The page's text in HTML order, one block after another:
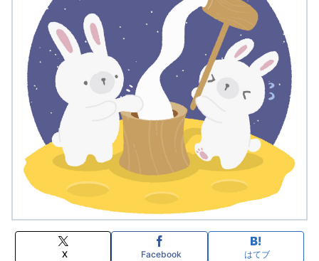
X Facebook はてブ